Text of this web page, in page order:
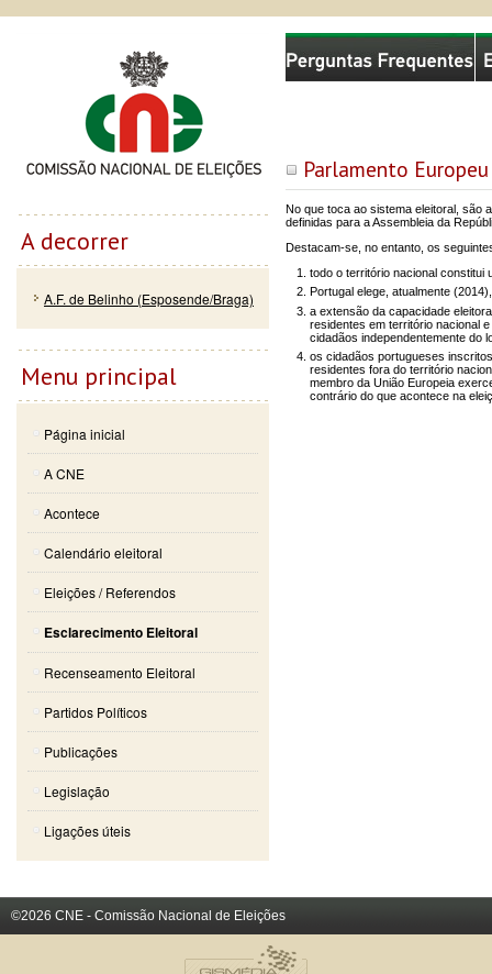
Parlamento Europeu
No que toca ao sistema eleitoral, são
definidas para a Assembleia da
Destacam-se, no entanto, os
todo o território nacional constitui
Portugal elege, atualmente
a extensão da capacidade
residentes em território nacional
cidadãos independentemente do
os cidadãos portugueses
residentes fora do território
membro da União Europeia
contrário do que acontece na
Comissão Nacional de Eleições
A decorrer
A.F. de Belinho (Esposende/Braga)
Menu principal
Página inicial
A CNE
Acontece
Calendário eleitoral
Eleições / Referendos
Esclarecimento Eleitoral
Recenseamento Eleitoral
Partidos Políticos
Publicações
Legislação
Ligações úteis
©2026 CNE - Comissão Nacional de Eleições